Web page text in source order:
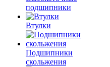
подшипники
Втулки
Подшипники
скольжения